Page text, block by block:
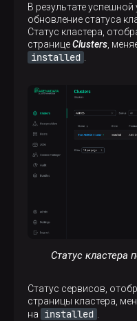
В результате
обновление статуса
Статус кластера,
страницеClusters ,
installed
Статус кластера
Статус сервисов,
страницы кластера,
на installed